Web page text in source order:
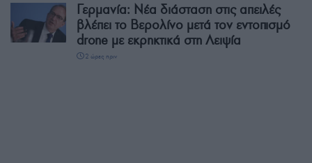
Γερμανία: Νέα διάσταση στις απειλές
βλέπει το Βερολίνο μετά τον εντοπισμό
drone με εκρηκτικά στη Λειψία
2 ώρες πριν